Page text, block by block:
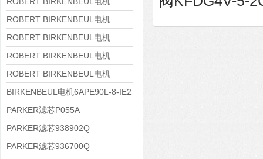
8APE160L-4-IE3
ROBERT BIRKENBEUL电机
8APE112M-6K-IE3
ROBERT BIRKENBEUL电机
8APE100L-2 IE3
ROBERT BIRKENBEUL电机
8APE90S-4 IE3
ROBERT BIRKENBEUL电机
8APE80M-2K-IE3
BIRKENBEUL电机6APE90L-8-IE2
PARKER滤芯P055A
PARKER滤芯938902Q
PARKER滤芯936700Q